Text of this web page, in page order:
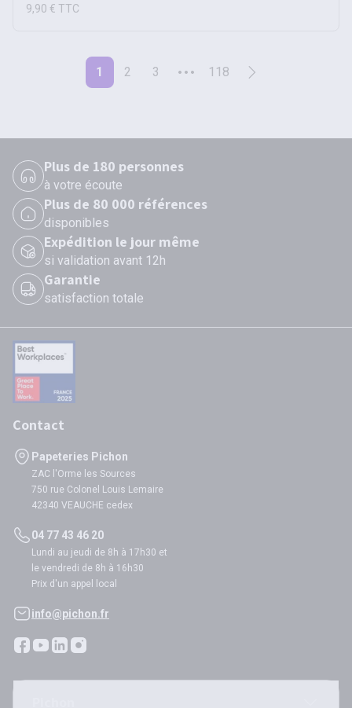
9,90 € TTC
1 2 3 118
Plus de 180 personnes
à votre écoute
Plus de 80 000 références
disponibles
Expédition le jour même
si validation avant 12h
Garantie
satisfaction totale
Contact
Papeteries Pichon
ZAC l'Orme les Sources
750 rue Colonel Louis Lemaire
42340 VEAUCHE cedex
04 77 43 46 20
Lundi au jeudi de 8h à 17h30 et
le vendredi de 8h à 16h30
Prix d'un appel local
info@pichon.fr